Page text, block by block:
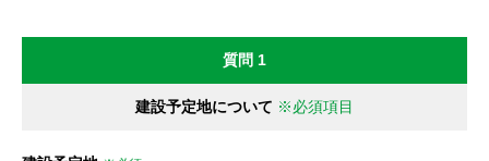
質問 1
建設予定地について ※必須項目